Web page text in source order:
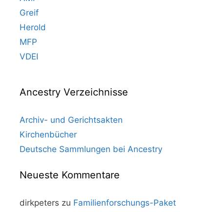
Greif
Herold
MFP
VDEI
Ancestry Verzeichnisse
Archiv- und Gerichtsakten
Kirchenbücher
Deutsche Sammlungen bei Ancestry
Neueste Kommentare
dirkpeters zu Familienforschungs-Paket